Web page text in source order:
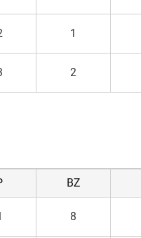
1
2
BZ
8